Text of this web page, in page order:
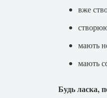
вже
мають
мають
Будь ласка,